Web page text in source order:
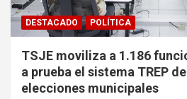
DESTACADO POLÍTICA
TSJE moviliza a 1.186
a prueba el sistema TREP
elecciones municipales